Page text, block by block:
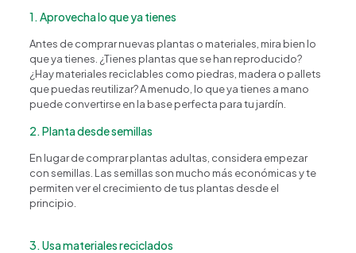
1. Aprovecha lo que ya tienes
Antes de comprar nuevas plantas o materiales, mira bien lo
que ya tienes. ¿Tienes plantas que se han reproducido?
¿Hay materiales reciclables como piedras, madera o pallets
que puedas reutilizar? A menudo, lo que ya tienes a mano
puede convertirse en la base perfecta para tu jardín.
2. Planta desde semillas
En lugar de comprar plantas adultas, considera empezar
con semillas. Las semillas son mucho más económicas y te
permiten ver el crecimiento de tus plantas desde el
principio.
3. Usa materiales reciclados